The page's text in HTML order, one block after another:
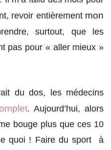
revoir entièrement mon
surtout, que les
pas pour « aller mieux »
du dos, les médecins
. Aujourd’hui, alors
bouge plus que ces 10
quoi ! Faire du sport à